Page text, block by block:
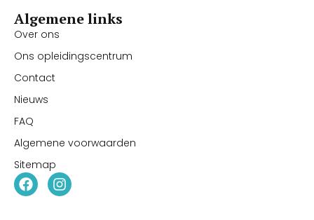
Algemene links
Over ons
Ons opleidingscentrum
Contact
Nieuws
FAQ
Algemene voorwaarden
Sitemap